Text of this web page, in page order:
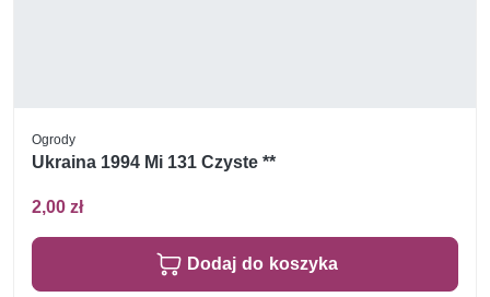
Ogrody
Ukraina 1994 Mi 131 Czyste **
2,00 zł
Dodaj do koszyka